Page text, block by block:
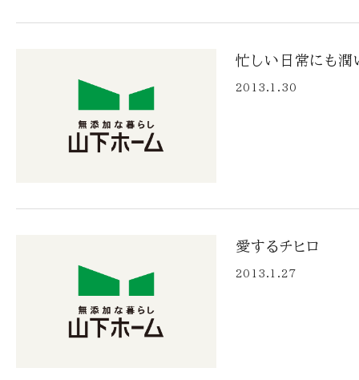
忙しい日常にも潤
2013.1.30
愛するチヒロ
2013.1.27